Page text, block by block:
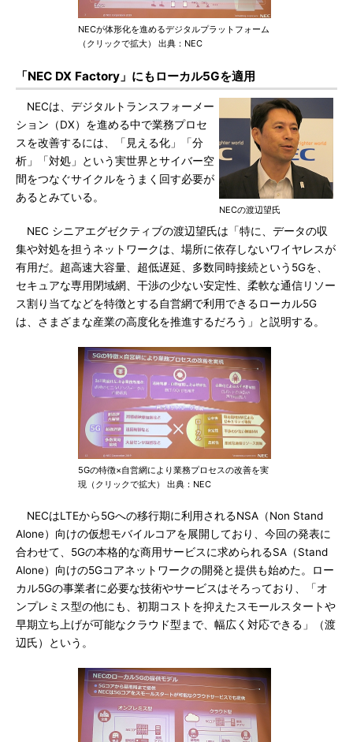
NECが体形化を進めるデジタルプラットフォーム
（クリックで拡大） 出典：NEC
「NEC DX Factory」にもローカル5Gを適用
NECの渡辺望氏
NECは、デジタルトランスフォーメー
ション（DX）を進める中で業務プロセ
スを改善するには、「見える化」「分
析」「対処」という実世界とサイバー空
間をつなぐサイクルをうまく回す必要が
あるとみている。
NEC シニアエグゼクティブの渡辺望氏は「特に、データの収
集や対処を担うネットワークは、場所に依存しないワイヤレスが
有用だ。超高速大容量、超低遅延、多数同時接続という5Gを、
セキュアな専用閉域網、干渉の少ない安定性、柔軟な通信リソー
ス割り当てなどを特徴とする自営網で利用できるローカル5G
は、さまざまな産業の高度化を推進するだろう」と説明する。
5Gの特徴×自営網により業務プロセスの改善を実
現（クリックで拡大） 出典：NEC
NECはLTEから5Gへの移行期に利用されるNSA（Non Stand
Alone）向けの仮想モバイルコアを展開しており、今回の発表に
合わせて、5Gの本格的な商用サービスに求められるSA（Stand
Alone）向けの5Gコアネットワークの開発と提供も始めた。ロー
カル5Gの事業者に必要な技術やサービスはそろっており、「オ
ンプレミス型の他にも、初期コストを抑えたスモールスタートや
早期立ち上げが可能なクラウド型まで、幅広く対応できる」（渡
辺氏）という。